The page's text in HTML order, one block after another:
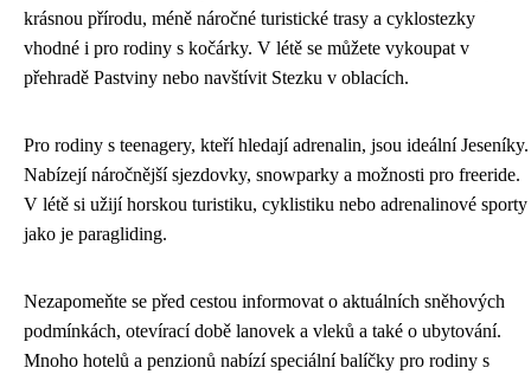
krásnou přírodu, méně náročné turistické trasy a cyklostezky
vhodné i pro rodiny s kočárky. V létě se můžete vykoupat v
přehradě Pastviny nebo navštívit Stezku v oblacích.
Pro rodiny s teenagery, kteří hledají adrenalin, jsou ideální Jeseníky.
Nabízejí náročnější sjezdovky, snowparky a možnosti pro freeride.
V létě si užijí horskou turistiku, cyklistiku nebo adrenalinové sporty
jako je paragliding.
Nezapomeňte se před cestou informovat o aktuálních sněhových
podmínkách, otevírací době lanovek a vleků a také o ubytování.
Mnoho hotelů a penzionů nabízí speciální balíčky pro rodiny s